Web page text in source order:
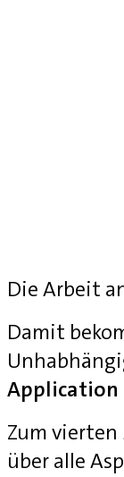
Die Arbeit
Damit
Application
Zum
über alle